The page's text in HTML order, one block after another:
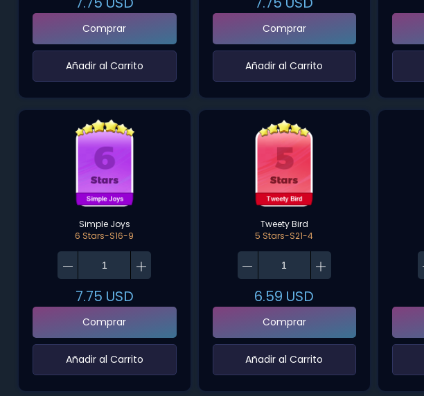
Comprar
‌Añadir al Carrito‌
Comprar
‌Añadir al Carrito‌
Simple Joys
6 Stars-S16-9
7.75 USD
Comprar
‌Añadir al Carrito‌
Tweety Bird
5 Stars-S21-4
6.59 USD
Comprar
‌Añadir al Carrito‌